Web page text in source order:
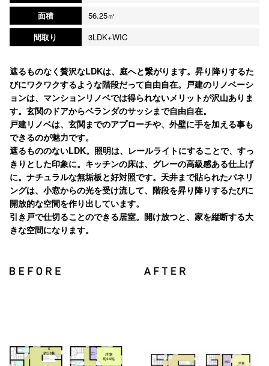
面積
56.25㎡
間取り
3LDK+WIC
遮るものなく贅沢なLDKは、庭へと繋がります。昇り降りするた
びにワクワクするような階段だって自由自在。戸建のリノベーシ
ョンは、マンションリノベでは得られないメリットが沢山ありま
す。玄関のドアからベランダのサッシまで自由自在。
戸建リノベは、玄関までのアプローチや、外壁に手を加える事も
できるのが魅力です。
遮るもののないLDK。照明は、レールライトにすることで、すっ
きりとした印象に。キッチンの床は、グレーの高級感ある仕上げ
に。ナチュラルな無垢板と好対照です。天井まで貼られたパネリ
ングは、小窓からの光を受け流して、階段を昇り降りするたびに
開放的な空間を作り出しています。
引き戸で仕切ることのできる居室。開け放つと、家を縦断する大
きな空間になります。